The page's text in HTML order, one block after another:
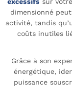
dimensionné
activité, tandis
coûts inutiles
Grâce à son
énergétique,
puissance